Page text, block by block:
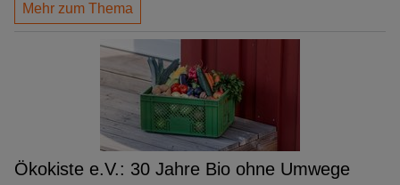
Mehr zum Thema
Ökokiste e.V.: 30 Jahre Bio ohne Umwege